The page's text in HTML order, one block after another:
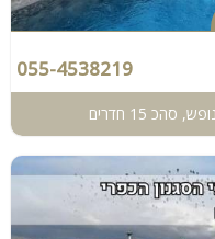
055-4538219